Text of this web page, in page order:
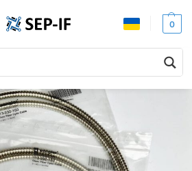
0
Волоконно-оптичний кабель WENGLOR 113-232-103, новий